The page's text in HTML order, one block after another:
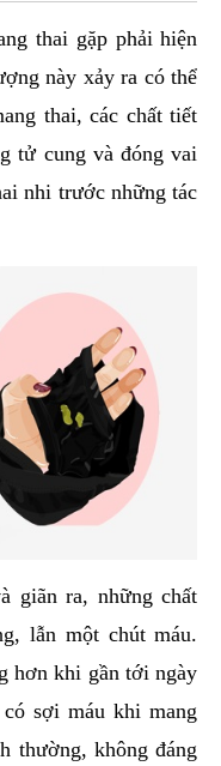
thai gặp phải hiện
này xảy ra có thể
thai, các chất tiết
tử cung và đóng vai
nhi trước những tác
giãn ra, những chất
lẫn một chút máu.
hơn khi gần tới ngày
sợi máu khi mang
thường, không đáng